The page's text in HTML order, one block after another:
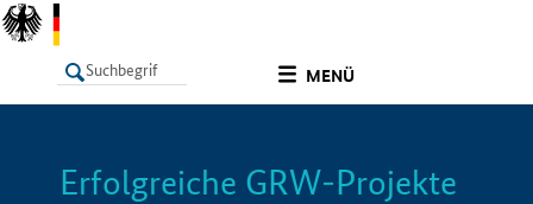
MENÜ
LISTE Info
Erfolgreiche GRW-Projekte